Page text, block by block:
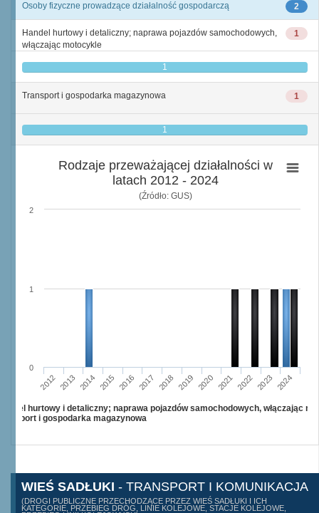
2
Osoby fizyczne prowadzące działalność gospodarczą
1
Handel hurtowy i detaliczny; naprawa pojazdów samochodowych,
włączając motocykle
1
1
Transport i gospodarka magazynowa
1
Rodzaje przeważającej działalności w
latach 2012 - 2024
(Źródło: GUS)
2012 2013 2014 2015 2016 2017 2018 2019 2020 2021 2022 2023 2024
0
1
2
hurtowy i detaliczny; naprawa pojazdów samochodowych, włączając
i gospodarka magazynowa
WIEŚ SADŁUKI - TRANSPORT I KOMUNIKACJA
(DROGI PUBLICZNE PRZECHODZĄCE PRZEZ WIEŚ SADŁUKI I ICH
KATEGORIE, PRZEBIEG DRÓG, LINIE KOLEJOWE, STACJE KOLEJOWE,